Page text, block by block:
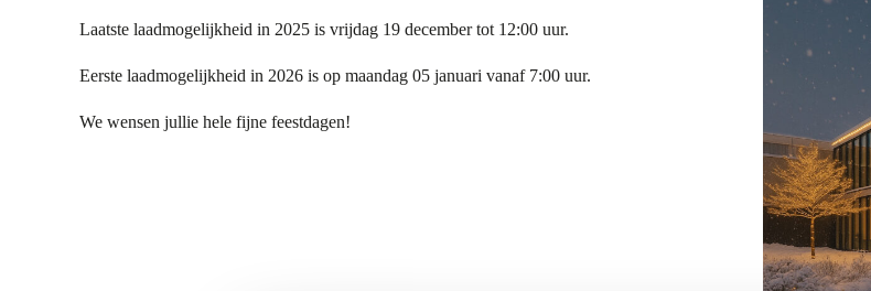
Laatste laadmogelijkheid in 2025 is vrijdag 19 december tot 12:00 uur.
Eerste laadmogelijkheid in 2026 is op maandag 05 januari vanaf 7:00 uur.
We wensen jullie hele fijne feestdagen!